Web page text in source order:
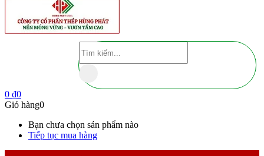
0 ₫0
Giỏ hàng0
Bạn chưa chọn sản phẩm nào
Tiếp tục mua hàng